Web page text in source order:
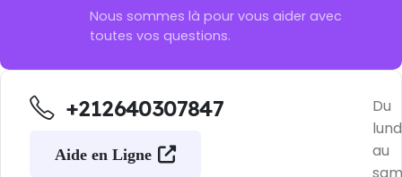
Nous sommes là pour vous aider avec
toutes vos questions.
+212640307847
Aide en Ligne
Du
au